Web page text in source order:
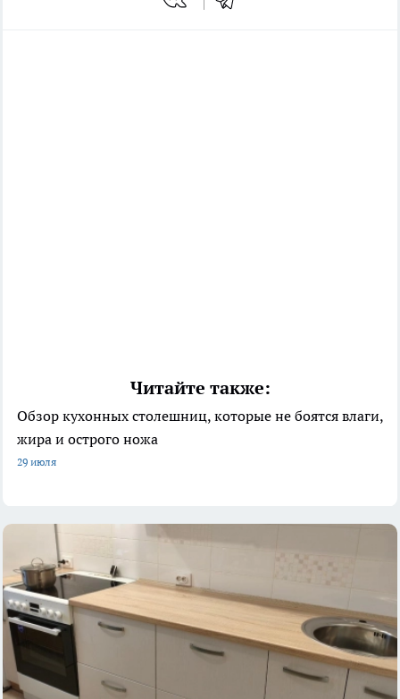
Читайте также:
Обзор кухонных столешниц, которые не боятся влаги,
жира и острого ножа
29 июля